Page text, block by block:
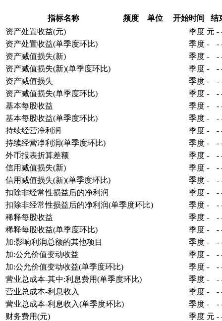
指标名称 频度 单位 开始时间
结
资产处置收益(元)
季度 元 -
资产处置收益(单季度环比)
季度 - -
资产减值损失(新)
季度 - -
资产减值损失(新)(单季度环比)
季度 - -
资产减值损失
季度 - -
资产减值损失(单季度环比)
季度 - -
基本每股收益
季度 - -
基本每股收益(单季度环比)
季度 - -
持续经营净利润
季度 - -
持续经营净利润(单季度环比)
季度 - -
外币报表折算差额
季度 - -
信用减值损失(新)
季度 - -
信用减值损失(新)(单季度环比)
季度 - -
扣除非经常性损益后的净利润
季度 - -
扣除非经常性损益后的净利润(单季度环比)
季度 - -
稀释每股收益
季度 - -
稀释每股收益(单季度环比)
季度 - -
加:影响利润总额的其他项目
季度 - -
加:公允价值变动收益
季度 - -
加:公允价值变动收益(单季度环比)
季度 - -
营业总成本-其中:利息费用(单季度环比)
季度 - -
营业总成本-利息收入
季度 - -
营业总成本-利息收入(单季度环比)
季度 - -
财务费用(元)
季度 元 -